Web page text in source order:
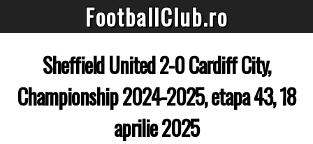
FootballClub.ro
Sheffield United 2-0 Cardiff City,
Championship 2024-2025, etapa 43, 18
aprilie 2025